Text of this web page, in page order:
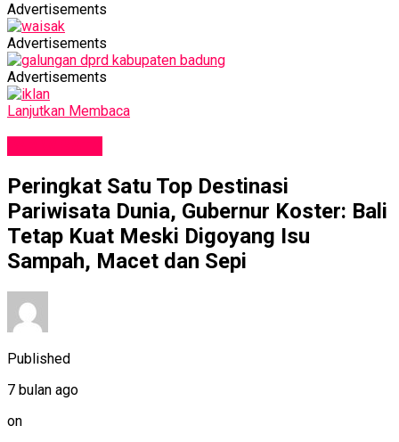
Advertisements
Advertisements
Advertisements
Lanjutkan Membaca
Peringkat Satu Top Destinasi
Pariwisata Dunia, Gubernur Koster: Bali
Tetap Kuat Meski Digoyang Isu
Sampah, Macet dan Sepi
Published
7 bulan ago
on